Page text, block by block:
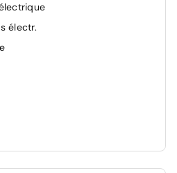
électr.